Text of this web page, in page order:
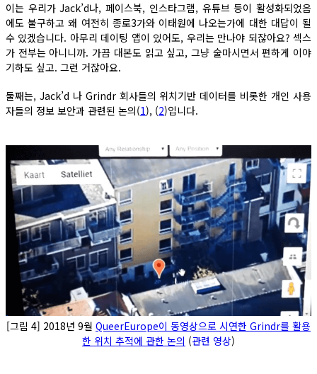
이는 우리가 Jack’d나, 페이스북, 인스타그램, 유튜브 등이 활성화되었음
에도 불구하고 왜 여전히 종로3가와 이태원에 나오는가에 대한 대답이 될
수 있겠습니다. 아무리 데이팅 앱이 있어도, 우리는 만나야 되잖아요? 섹스
가 전부는 아니니까. 가끔 대본도 읽고 싶고, 그냥 술마시면서 편하게 이야
기하도 싶고. 그런 거잖아요.
둘째는, Jack’d 나 Grindr 회사들의 위치기반 데이터를 비롯한 개인 사용
자들의 정보 보안과 관련된 논의(1), (2)입니다.
[그림 4] 2018년 9월 QueerEurope이 동영상으로 시연한 Grindr를 활용
한 위치 추적에 관한 논의 (관련 영상)